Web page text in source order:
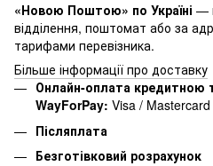
«Новою Поштою» по Україні —
відділення, поштомат або за
тарифами перевізника.
Більше інформації про доставку
Онлайн-оплата
WayForPay: Visa / Mastercard
Післяплата
Безготівковий розрахунок